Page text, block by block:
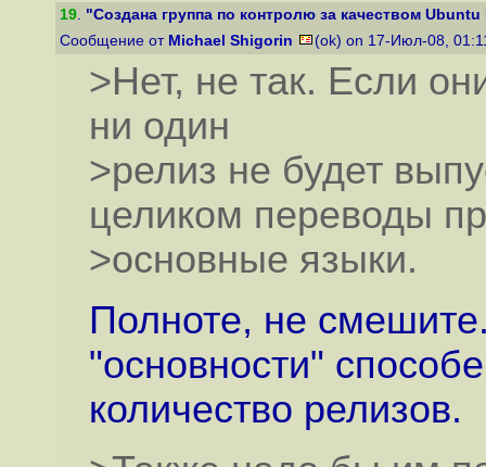
19. "Создана группа по контролю за качеством
Сообщение от Michael Shigorin (ok) on 17-Июл-08,
>Нет, не так. Если
ни один
>релиз не будет
целиком переводы
>основные языки.
Полноте, не
"основности"
количество релизов.